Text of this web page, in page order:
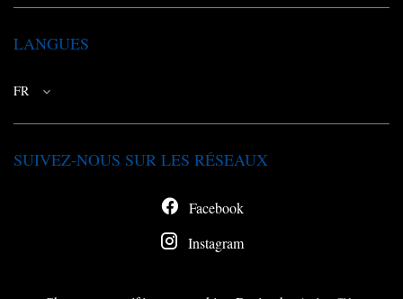
LANGUES
FR
SUIVEZ-NOUS SUR LES RÉSEAUX
Facebook
Instagram